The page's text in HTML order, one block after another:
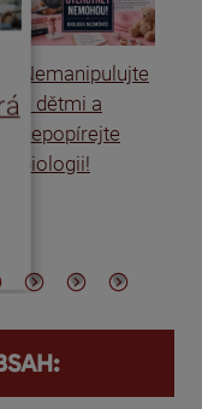
Nemanipulujte
s dětmi a
nepopírejte
biologii!